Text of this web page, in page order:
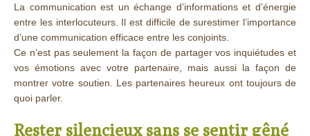
La communication est un échange d’informations et d’énergie
entre les interlocuteurs. Il est difficile de surestimer l’importance
d’une communication efficace entre les conjoints.
Ce n’est pas seulement la façon de partager vos inquiétudes et
vos émotions avec votre partenaire, mais aussi la façon de
montrer votre soutien. Les partenaires heureux ont toujours de
quoi parler.
Rester silencieux sans se sentir gêné